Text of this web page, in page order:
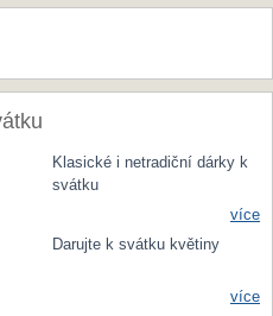
Klasické i netradiční dárky k
svátku
více
Darujte k svátku květiny
více